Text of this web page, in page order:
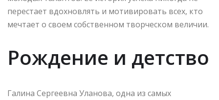
перестает вдохновлять и мотивировать всех, кто
мечтает о своем собственном творческом величии.
Рождение и детство
Галина Сергеевна Уланова, одна из самых